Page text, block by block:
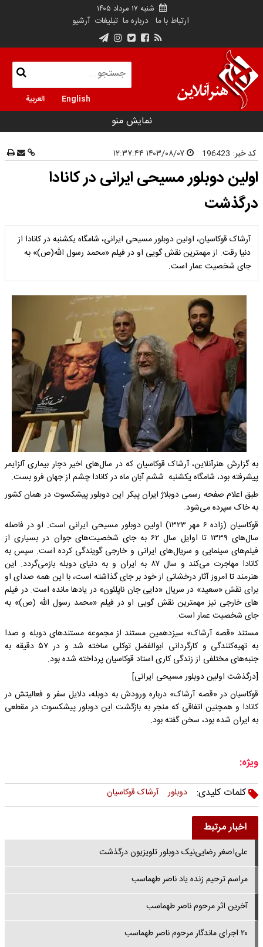
شنبه ۱۷ مرداد ۱۴۰۵
ارتباط با ما درباره ما تبلیغات آرشیو
English العربية
نمایش منو
کد خبر: 196423
اولین دوبلور مسیحی ایرانی در کانادا
درگذشت
آرشاک قوکاسیان، اولین دوبلور مسیحی ایرانی، شامگاه یکشنبه در کانادا از
دنیا رقت. از مهمترین نقش گویی او در فیلم «محمد رسول الله(ص)» به
جای شخصیت عمار است.
به گزارش هنرآنلاین، آرشاک قوکاسیان که در سال‌های اخیر دچار بیماری آلزایمر
پیشرفته بود، شامگاه یکشنبه ششم آبان ماه در کانادا چشم از جهان فرو بست.
طبق اعلام صفحه رسمی دوبلاژ ایران پیکر این دوبلور پیشکسوت در همان کشور
به خاک سپرده می‌شود.
قوکاسیان (زاده ۶ مهر ۱۳۲۳) اولین دوبلور مسیحی ایرانی است. او در فاصله
سال‌های ۱۳۳۹ تا اوایل سال ۶۲ به جای شخصیت‌های جوان در بسیاری از
فیلم‌های سینمایی و سریال‌های ایرانی و خارجی گویندگی کرده‌ است. سپس به
کانادا مهاجرت می‌کند و سال ۸۷ به ایران و به دنیای دوبله بازمی‌گردد. این
هنرمند تا امروز آثار درخشانی از خود بر جای گذاشته است، با این همه صدای او
برای نقش «سعید» در سریال «دایی جان ناپلئون» در یادها مانده است. در فیلم
های خارجی نیز مهمترین نقش گویی او در فیلم «محمد رسول الله (ص)» به
جای شخصیت عمار است.
مستند «قصه آرشاک» سیزدهمین مستند از مجموعه مستندهای دوبله و صدا
به تهیه‌کنندگی و کارگردانی ابوالفضل توکلی ساخته شد و در ۵۷ دقیقه به
جنبه‌های مختلفی از زندگی کاری استاد قوکاسیان پرداخته شده بود.
[درگذشت اولین دوبلور مسیحی ایرانی]
قوکاسیان در «قصه آرشاک» درباره ورودش به دوبله، دلایل سفر و فعالیتش در
کانادا و همچنین اتفاقی که منجر به بازگشت این دوبلور پیشکسوت در مقطعی
به ایران شده بود، سخن گفته بود.
ویژه:
کلمات کلیدی:
دوبلور آرشاک قوکاسیان
اخبار مرتبط
علی‌اصغر رضایی‌نیک دوبلور تلویزیون درگذشت
مراسم ترحیم زنده یاد ناصر طهماسب
آخرین اثر مرحوم ناصر طهماسب
۲۰ اجرای ماندگار مرحوم ناصر طهماسب